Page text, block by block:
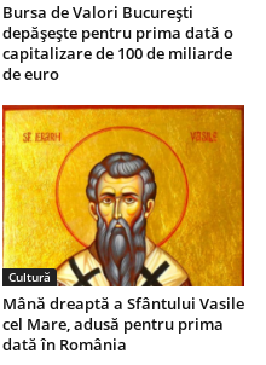
Bursa de Valori București
depășește pentru prima dată o
capitalizare de 100 de miliarde
de euro
Cultură
Mână dreaptă a Sfântului Vasile
cel Mare, adusă pentru prima
dată în România